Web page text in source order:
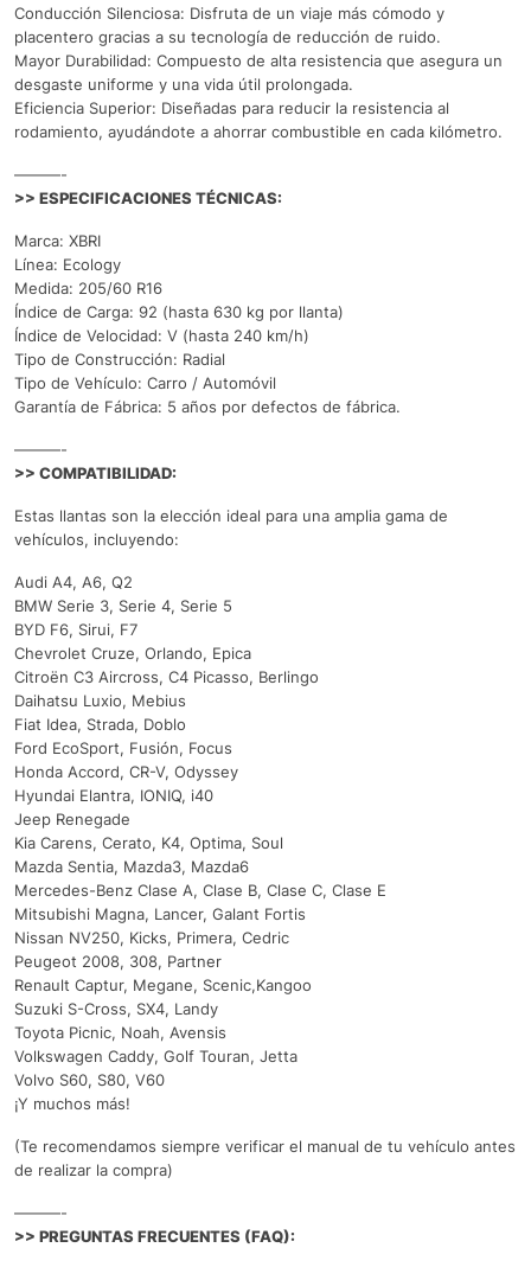
Conducción Silenciosa: Disfruta de un viaje más cómodo y
placentero gracias a su tecnología de reducción de ruido.
Mayor Durabilidad: Compuesto de alta resistencia que asegura un
desgaste uniforme y una vida útil prolongada.
Eficiencia Superior: Diseñadas para reducir la resistencia al
rodamiento, ayudándote a ahorrar combustible en cada kilómetro.
———-
>> ESPECIFICACIONES TÉCNICAS:
Marca: XBRI
Línea: Ecology
Medida: 205/60 R16
Índice de Carga: 92 (hasta 630 kg por llanta)
Índice de Velocidad: V (hasta 240 km/h)
Tipo de Construcción: Radial
Tipo de Vehículo: Carro / Automóvil
Garantía de Fábrica: 5 años por defectos de fábrica.
———-
>> COMPATIBILIDAD:
Estas llantas son la elección ideal para una amplia gama de
vehículos, incluyendo:
Audi A4, A6, Q2
BMW Serie 3, Serie 4, Serie 5
BYD F6, Sirui, F7
Chevrolet Cruze, Orlando, Epica
Citroën C3 Aircross, C4 Picasso, Berlingo
Daihatsu Luxio, Mebius
Fiat Idea, Strada, Doblo
Ford EcoSport, Fusión, Focus
Honda Accord, CR-V, Odyssey
Hyundai Elantra, IONIQ, i40
Jeep Renegade
Kia Carens, Cerato, K4, Optima, Soul
Mazda Sentia, Mazda3, Mazda6
Mercedes-Benz Clase A, Clase B, Clase C, Clase E
Mitsubishi Magna, Lancer, Galant Fortis
Nissan NV250, Kicks, Primera, Cedric
Peugeot 2008, 308, Partner
Renault Captur, Megane, Scenic,Kangoo
Suzuki S-Cross, SX4, Landy
Toyota Picnic, Noah, Avensis
Volkswagen Caddy, Golf Touran, Jetta
Volvo S60, S80, V60
¡Y muchos más!
(Te recomendamos siempre verificar el manual de tu vehículo antes
de realizar la compra)
———-
>> PREGUNTAS FRECUENTES (FAQ):